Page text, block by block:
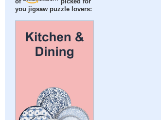
of
picked for
you jigsaw puzzle lovers: